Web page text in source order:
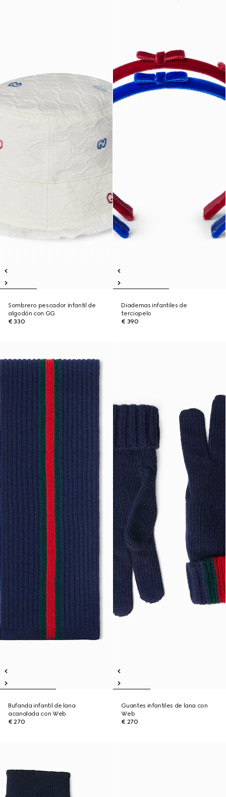
Sombrero pescador infantil de
algodón con GG
€ 330
Diademas infantiles de
terciopelo
€ 390
Bufanda infantil de lana
acanalada con Web
€ 270
Guantes infantiles de lana con
Web
€ 270